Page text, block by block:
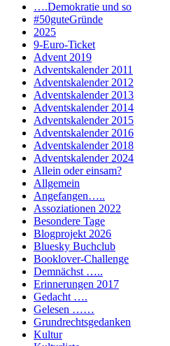
….Demokratie und so
#50guteGründe
2025
9-Euro-Ticket
Advent 2019
Adventskalender 2011
Adventskalender 2012
Adventskalender 2013
Adventskalender 2014
Adventskalender 2015
Adventskalender 2016
Adventskalender 2018
Adventskalender 2024
Allein oder einsam?
Allgemein
Angefangen…..
Assoziationen 2022
Besondere Tage
Blogprojekt 2026
Bluesky Buchclub
Booklover-Challenge
Demnächst …..
Erinnerungen 2017
Gedacht ….
Gelesen ……
Grundrechtsgedanken
Kultur